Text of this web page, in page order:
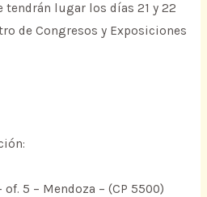
tendrán lugar los días 21 y 22
de Congresos y Exposiciones
of. 5 – Mendoza – (CP 5500)